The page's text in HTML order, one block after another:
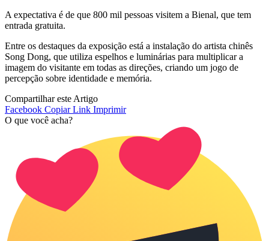
A expectativa é de que 800 mil pessoas visitem a Bienal, que tem
entrada gratuita.
Entre os destaques da exposição está a instalação do artista chinês
Song Dong, que utiliza espelhos e luminárias para multiplicar a
imagem do visitante em todas as direções, criando um jogo de
percepção sobre identidade e memória.
Compartilhar este Artigo
Facebook Copiar Link Imprimir
O que você acha?